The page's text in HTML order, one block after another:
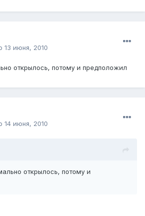
13 июня, 2010
открылось, потому и предположил
14 июня, 2010
открылось, потому и